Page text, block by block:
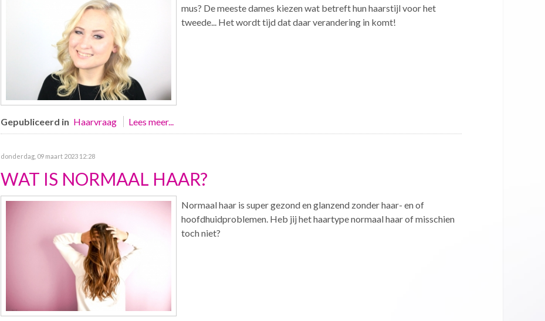
mus? De meeste dames kiezen wat betreft hun haarstijl voor het
tweede... Het wordt tijd dat daar verandering in komt!
Gepubliceerd in Haarvraag Lees meer...
donderdag, 09 maart 2023 12:28
WAT IS NORMAAL HAAR?
Normaal haar is super gezond en glanzend zonder haar- en of
hoofdhuidproblemen. Heb jij het haartype normaal haar of misschien
toch niet?